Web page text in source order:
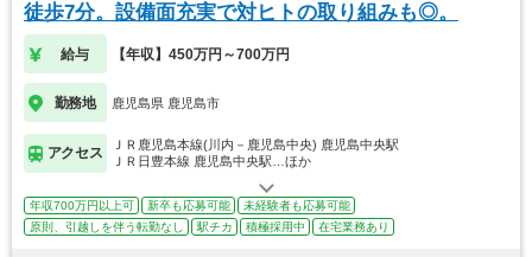
徒歩7分。設備面充実で対ヒトの取り組みも◎。
給与 【年収】450万円～700万円
勤務地 鹿児島県 鹿児島市
アクセス
ＪＲ鹿児島本線(川内－鹿児島中央) 鹿児島中央駅
ＪＲ日豊本線 鹿児島中央駅…ほか
年収700万円以上可 新卒も応募可能
未経験者も応募可能
原則、引越しを伴う転勤なし
駅チカ 積極採用中 在宅業務あり